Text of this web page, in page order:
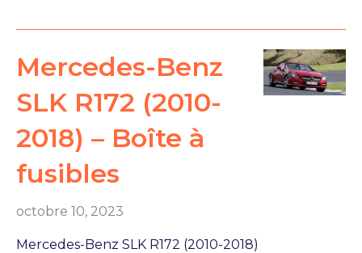
Mercedes-Benz
SLK R172 (2010-
2018) – Boîte à
fusibles
octobre 10, 2023
Mercedes-Benz SLK R172 (2010-2018)